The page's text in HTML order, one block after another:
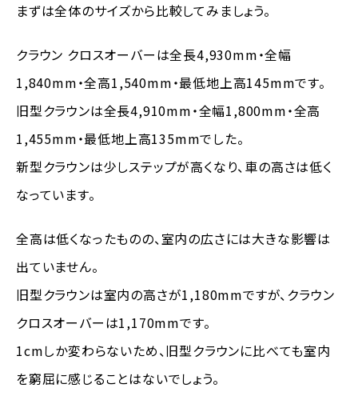
まずは全体のサイズから比較してみましょう。
クラウン クロスオーバーは全長4,930mm・全幅
1,840mm・全高1,540mm・最低地上高145mmです。
旧型クラウンは全長4,910mm・全幅1,800mm・全高
1,455mm・最低地上高135mmでした。
新型クラウンは少しステップが高くなり、車の高さは低く
なっています。
全高は低くなったものの、室内の広さには大きな影響は
出ていません。
旧型クラウンは室内の高さが1,180mmですが、クラウン
クロスオーバーは1,170mmです。
1cmしか変わらないため、旧型クラウンに比べても室内
を窮屈に感じることはないでしょう。